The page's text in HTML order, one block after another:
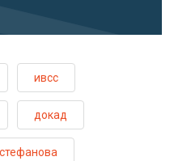
ивсс
докад
стефанова